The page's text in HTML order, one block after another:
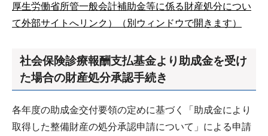
厚生労働省所管一般会計補助金等に係る財産処分につい
て外部サイトへリンク）（別ウィンドウで開きます）
社会保険診療報酬支払基金より助成金を受け
た場合の財産処分承認手続き
各年度の助成金交付要領の定めに基づく「助成金により
取得した整備財産の処分承認申請について」による申請